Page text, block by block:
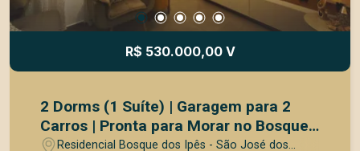
R$ 530.000,00 V
2 Dorms (1 Suíte) | Garagem para 2
Carros | Pronta para Morar no Bosque
dos Ipês
Residencial Bosque dos Ipês - São José dos